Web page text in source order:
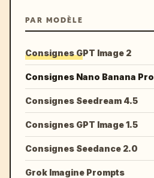
PAR MODÈLE
Consignes GPT Image 2
Consignes Nano Banana Pro
Consignes Seedream 4.5
Consignes GPT Image 1.5
Consignes Seedance 2.0
Grok Imagine Prompts